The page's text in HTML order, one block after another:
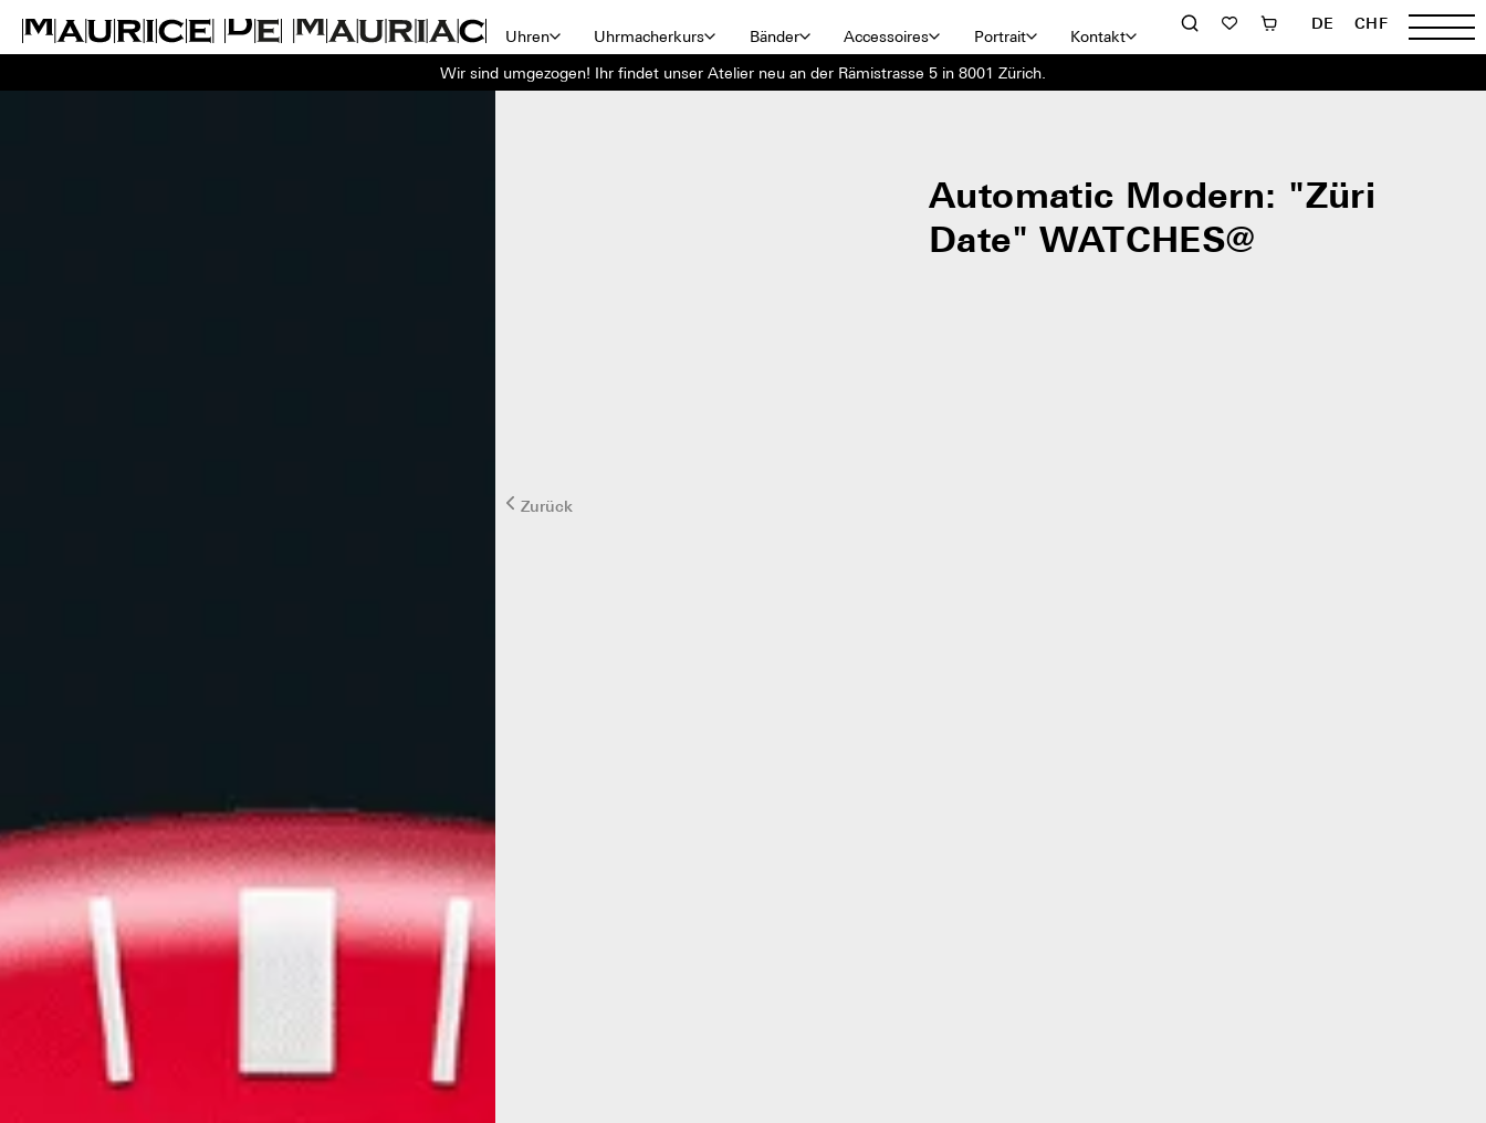
Uhren Uhrmacherkurs Bänder Accessoires Portrait Kontakt
DE CHF
Wir sind umgezogen! Ihr findet unser Atelier neu an der Rämistrasse 5 in 8001 Zürich.
Zurück
Automatic Modern: "Züri
Date" WATCHES@